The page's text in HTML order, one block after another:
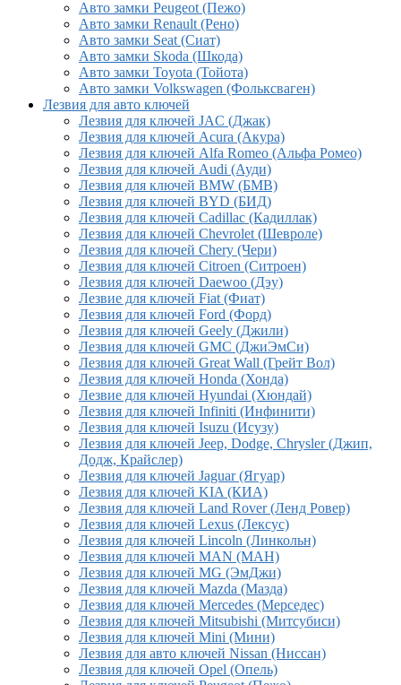
Авто замки Peugeot (Пежо)
Авто замки Renault (Рено)
Авто замки Seat (Сиат)
Авто замки Skoda (Шкода)
Авто замки Toyota (Тойота)
Авто замки Volkswagen (Фольксваген)
Лезвия для авто ключей
Лезвия для ключей JAC (Джак)
Лезвия для ключей Acura (Акура)
Лезвия для ключей Alfa Romeo (Альфа Ромео)
Лезвия для ключей Audi (Ауди)
Лезвия для ключей BMW (БМВ)
Лезвия для ключей BYD (БИД)
Лезвия для ключей Cadillac (Кадиллак)
Лезвия для ключей Chevrolet (Шевроле)
Лезвия для ключей Chery (Чери)
Лезвия для ключей Citroen (Ситроен)
Лезвия для ключей Daewoo (Дэу)
Лезвие для ключей Fiat (Фиат)
Лезвия для ключей Ford (Форд)
Лезвия для ключей Geely (Джили)
Лезвия для ключей GMC (ДжиЭмСи)
Лезвия для ключей Great Wall (Грейт Вол)
Лезвия для ключей Honda (Хонда)
Лезвие для ключей Hyundai (Хюндай)
Лезвия для ключей Infiniti (Инфинити)
Лезвия для ключей Isuzu (Исузу)
Лезвия для ключей Jeep, Dodge, Chrysler (Джип,
Додж, Крайслер)
Лезвия для ключей Jaguar (Ягуар)
Лезвия для ключей KIA (КИА)
Лезвия для ключей Land Rover (Ленд Ровер)
Лезвия для ключей Lexus (Лексус)
Лезвия для ключей Lincoln (Линкольн)
Лезвия для ключей MAN (МАН)
Лезвия для ключей MG (ЭмДжи)
Лезвия для ключей Mazda (Мазда)
Лезвия для ключей Mercedes (Мерседес)
Лезвия для ключей Mitsubishi (Митсубиси)
Лезвия для ключей Mini (Мини)
Лезвия для авто ключей Nissan (Ниссан)
Лезвия для ключей Opel (Опель)